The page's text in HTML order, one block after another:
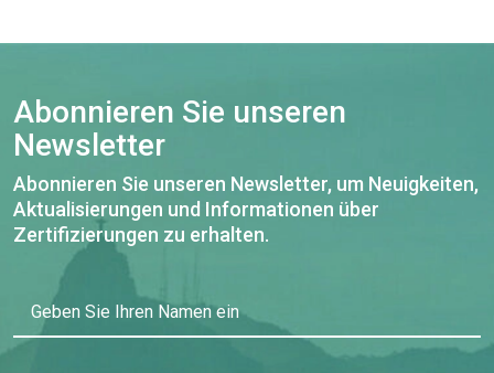
Abonnieren Sie unseren
Newsletter
Abonnieren Sie unseren Newsletter, um Neuigkeiten,
Aktualisierungen und Informationen über
Zertifizierungen zu erhalten.
Geben Sie Ihren Namen ein